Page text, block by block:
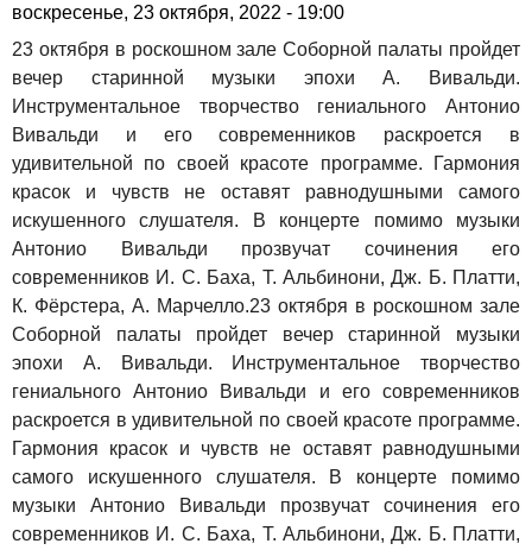
воскресенье, 23 октября, 2022 - 19:00
23 октября в роскошном зале Соборной палаты пройдет
вечер старинной музыки эпохи А. Вивальди.
Инструментальное творчество гениального Антонио
Вивальди и его современников раскроется в
удивительной по своей красоте программе. Гармония
красок и чувств не оставят равнодушными самого
искушенного слушателя. В концерте помимо музыки
Антонио Вивальди прозвучат сочинения его
современников И. С. Баха, Т. Альбинони, Дж. Б. Платти,
К. Фёрстера, А. Марчелло.23 октября в роскошном зале
Соборной палаты пройдет вечер старинной музыки
эпохи А. Вивальди. Инструментальное творчество
гениального Антонио Вивальди и его современников
раскроется в удивительной по своей красоте программе.
Гармония красок и чувств не оставят равнодушными
самого искушенного слушателя. В концерте помимо
музыки Антонио Вивальди прозвучат сочинения его
современников И. С. Баха, Т. Альбинони, Дж. Б. Платти,